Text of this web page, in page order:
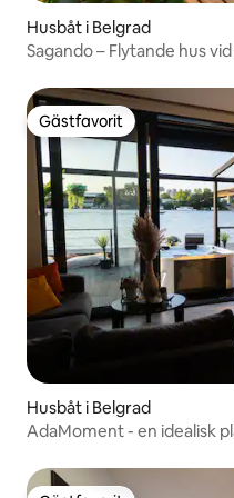
Husbåt i Belgrad
Sagando – Flytande hus
Gästfavorit
Gästfavorit
Husbåt i Belgrad
AdaMoment - en idealisk